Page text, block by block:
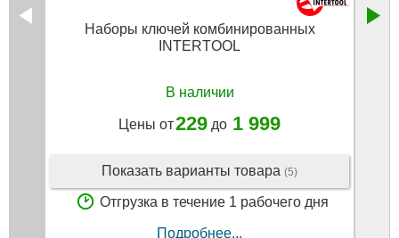
Наборы ключей комбинированных
INTERTOOL
В наличии
Цены от229 до 1 999
Показать варианты товара (5)
Отгрузка в течение 1 рабочего дня
Подробнее...